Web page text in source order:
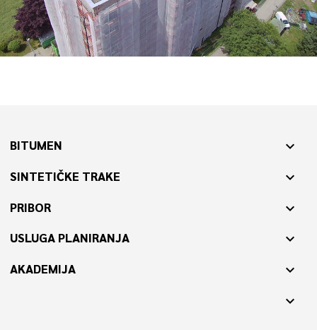
BITUMEN expand_more
SINTETIČKE TRAKE expand_more
PRIBOR expand_more
USLUGA PLANIRANJA expand_more
AKADEMIJA
expand_more
expand_more